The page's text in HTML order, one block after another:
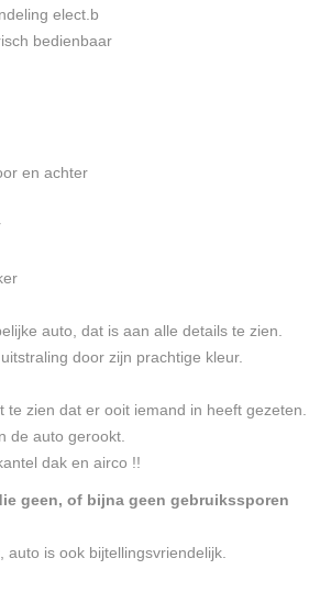
elect.b
bedienbaar
en achter
auto, dat is aan alle details te zien.
door zijn prachtige kleur.
te zien dat er ooit iemand in heeft gezeten.
de auto gerookt.
dak en airco !!
geen, of bijna geen gebruikssporen
is ook bijtellingsvriendelijk.